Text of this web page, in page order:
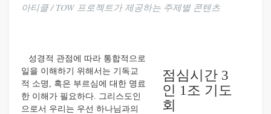
아티클 / TOW 프로젝트가 제공하는 주제별 콘텐츠
점심시간 3
인 1조 기도
회
성경적 관점에 따라 통합적으로
일을 이해하기 위해서는 기독교
적 소명, 혹은 부르심에 대한 명료
한 이해가 필요하다. 그리스도인
으로서 우리는 우선 하나님과의